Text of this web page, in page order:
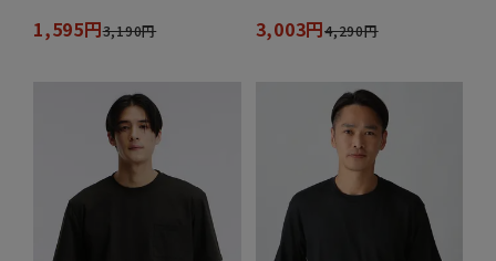
1,595円3,190円 3,003円4,290円